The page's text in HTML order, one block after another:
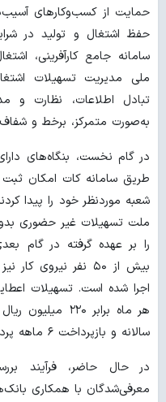
حمایت از کسب‌وکارهای
حفظ اشتغال و تولید در
سامانه جامع کارآفرینی،
ملی مدیریت تسهیلات
تبادل اطلاعات، نظارت و
به‌صورت متمرکز، برخط و
طریق سامانه کات امکان
شعبه موردنظر خود را پیدا
ملت تسهیلات غیر حضوری
را بر عهده گرفته در گام
بیش از ۵۰ نفر
اجرا شده است. تسهیلات
سالانه و بازپرداخت ۶ ماهه پرداخت می شود.
در حال حاضر، فرآیند
معرفی‌شدگان با همکاری